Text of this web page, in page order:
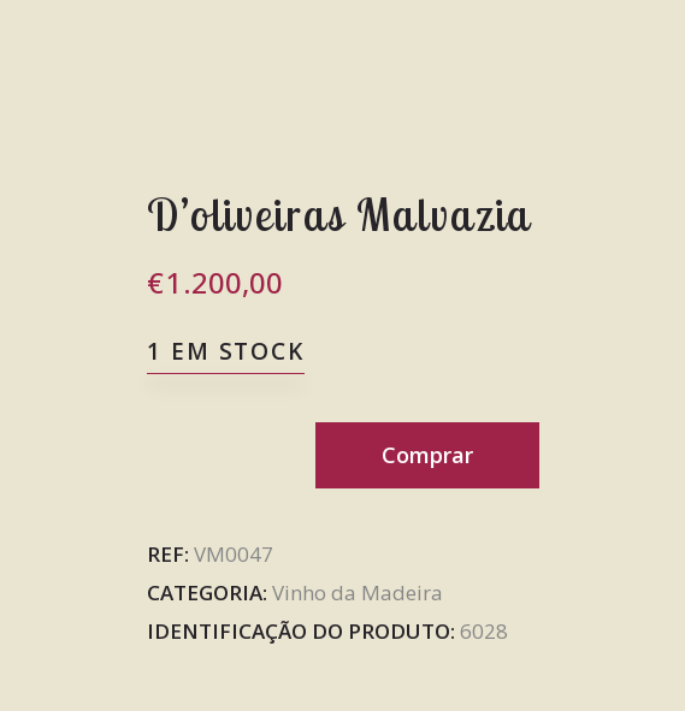
D’oliveiras Malvazia
€1.200,00
1 EM STOCK
Comprar
REF: VM0047
CATEGORIA: Vinho da Madeira
IDENTIFICAÇÃO DO PRODUTO: 6028